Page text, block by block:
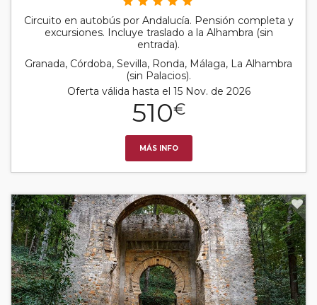
Circuito en autobús por Andalucía. Pensión completa y
excursiones. Incluye traslado a la Alhambra (sin
entrada).
Granada, Córdoba, Sevilla, Ronda, Málaga, La Alhambra
(sin Palacios).
Oferta válida hasta el 15 Nov. de 2026
510€
MÁS INFO